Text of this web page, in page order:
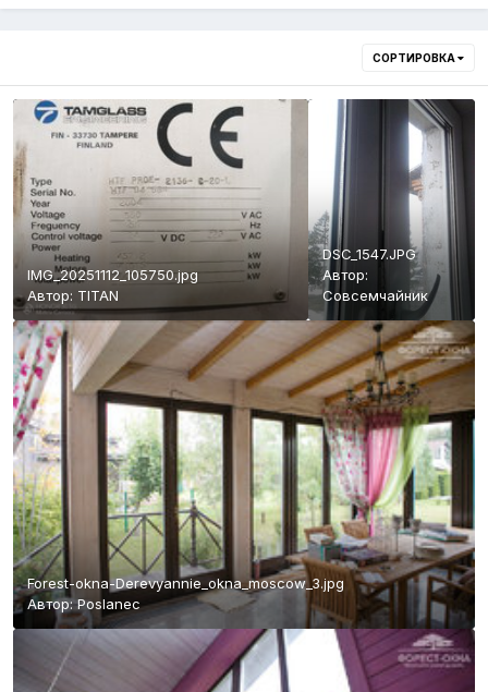
СОРТИРОВКА
IMG_20251112_105750.jpg
Автор: TITAN
DSC_1547.JPG
Автор:
Совсемчайник
Forest-okna-Derevyannie_okna_moscow_3.jpg
Автор:Poslanec